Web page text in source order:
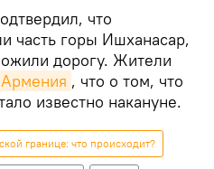
что
часть горы Ишханасар,
дорогу. Жители
, что о том, что
известно накануне.
границе: что происходит?